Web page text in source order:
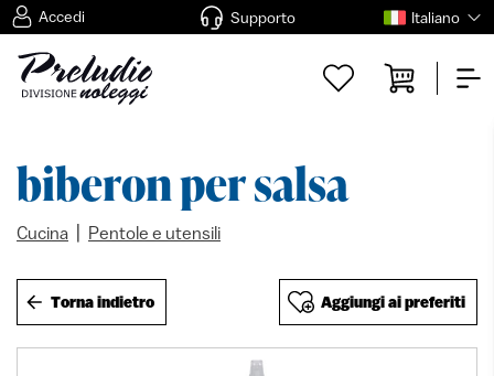
Accedi Supporto Italiano
biberon per salsa
Cucina Pentole e utensili
Torna indietro Aggiungi ai preferiti